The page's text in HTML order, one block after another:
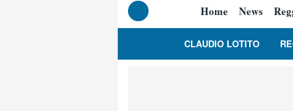
Home News
CLAUDIO LOTITO